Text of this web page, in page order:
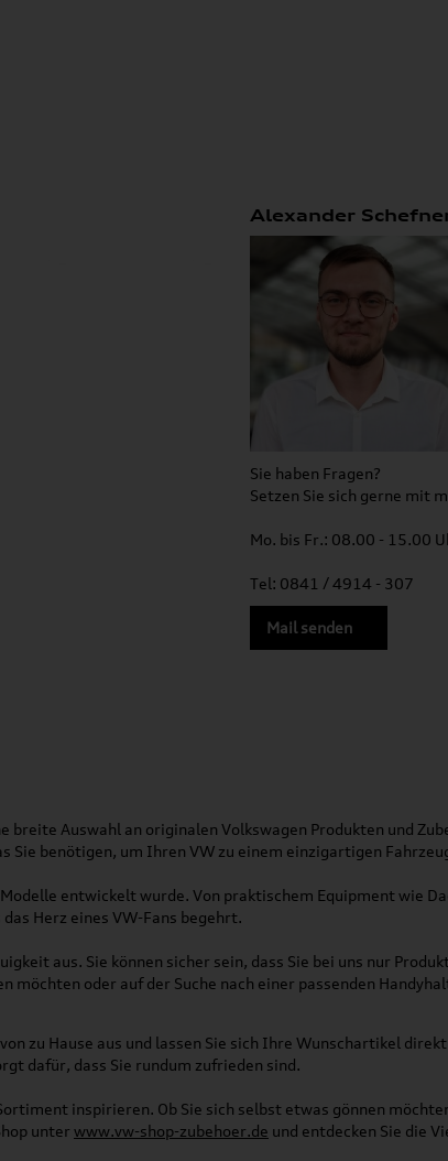
Alexander
Sie haben Fragen?
Setzen Sie sich gerne mit
Mo. bis Fr.: 08.00 - 15.00
Tel: 0841 / 4914 - 307
Mail senden
Auswahl an originalen Volkswagen Produkten und
benötigen, um Ihren VW zu einem einzigartigen
entwickelt wurde. Von praktischem Equipment wie
Herz eines VW-Fans begehrt.
aus. Sie können sicher sein, dass Sie bei uns nur
oder auf der Suche nach einer passenden
zu Hause aus und lassen Sie sich Ihre Wunschartikel
dafür, dass Sie rundum zufrieden sind.
inspirieren. Ob Sie sich selbst etwas gönnen
unter www.vw-shop-zubehoer.de und entdecken Sie die